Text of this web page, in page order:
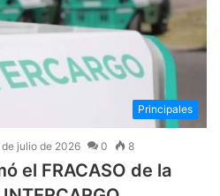
Principales
de julio de 2026 0 8
el FRACASO de la